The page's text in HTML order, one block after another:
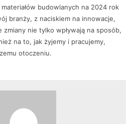
budowlanych na 2024 rok
branży, z naciskiem na innowacje,
nie tylko wpływają na sposób,
na to, jak żyjemy i pracujemy,
otoczeniu.